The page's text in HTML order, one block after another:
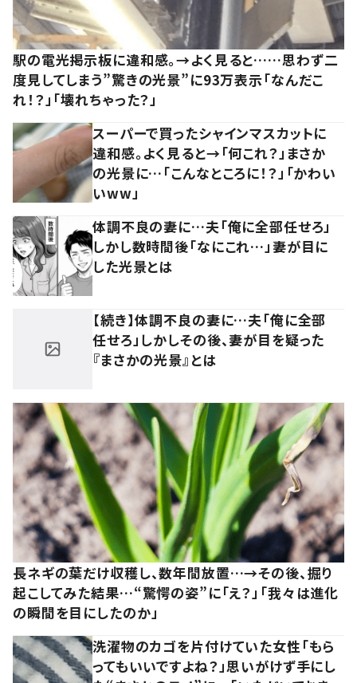
駅の電光掲示板に違和感。→よく見ると……思わず二
度見してしまう”驚きの光景”に93万表示「なんだこ
れ！？」「壊れちゃった？」
スーパーで買ったシャインマスカットに
違和感。よく見ると→「何これ？」まさか
の光景に…「こんなところに！？」「かわい
いww」
体調不良の妻に…夫「俺に全部任せろ」
しかし数時間後「なにこれ…」妻が目に
した光景とは
【続き】体調不良の妻に…夫「俺に全部
任せろ」しかしその後、妻が目を疑った
『まさかの光景』とは
長ネギの葉だけ収穫し、数年間放置…→その後、掘り
起こしてみた結果…“驚愕の姿”に「え？」「我々は進化
の瞬間を目にしたのか」
洗濯物のカゴを片付けていた女性「もら
ってもいいですよね？」思いがけず手にし